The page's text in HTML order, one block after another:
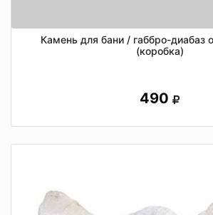
Камень для бани / габбро-диабаз
(коробка)
490